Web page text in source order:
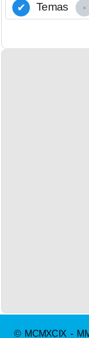
Temas
© MCMXCIX -